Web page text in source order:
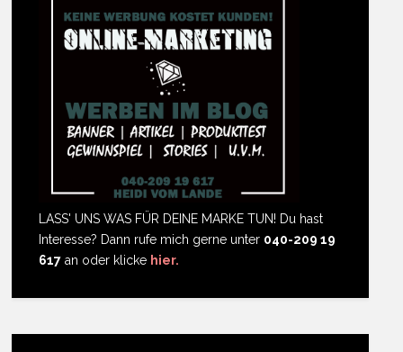
LASS' UNS WAS FÜR DEINE MARKE TUN! Du hast
Interesse? Dann rufe mich gerne unter 040-209 19
617 an oder klicke hier.